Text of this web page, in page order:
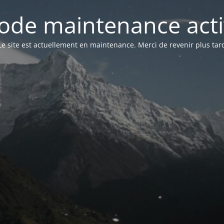
maintenance
site est actuellement en maintenance. Merci de revenir plus